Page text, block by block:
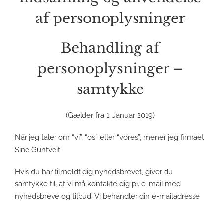
af personoplysninger
Behandling af
personoplysninger –
samtykke
(Gælder fra 1. Januar 2019)
Når jeg taler om “vi”, “os” eller “vores”, mener jeg firmaet
Sine Guntveit.
Hvis du har tilmeldt dig nyhedsbrevet, giver du
samtykke til, at vi må kontakte dig pr. e-mail med
nyhedsbreve og tilbud. Vi behandler din e-mailadresse